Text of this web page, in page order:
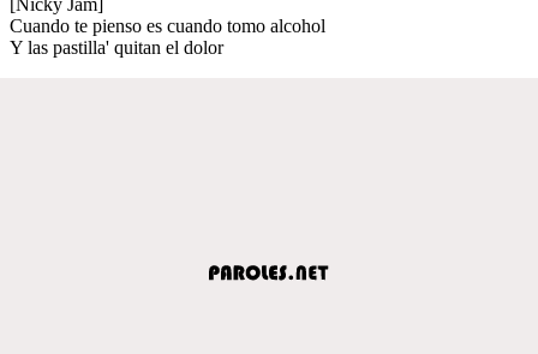
Cuando te pienso es cuando tomo alcohol
Y las pastilla' quitan el dolor